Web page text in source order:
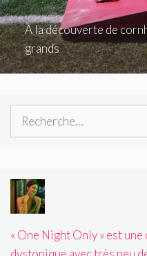
À la découverte de
grands
Rechercher :
« One Night Only » est